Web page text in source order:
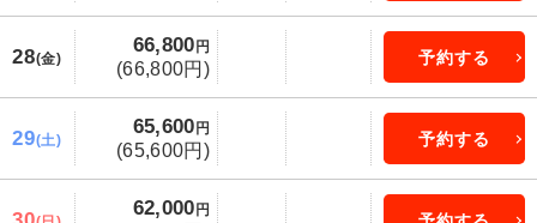
28(金)
66,800 円
(66,800円)
予約する
29(土)
65,600 円
(65,600円)
予約する
62,000 円